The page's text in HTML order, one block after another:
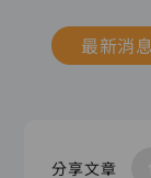
最新消息
分享文章